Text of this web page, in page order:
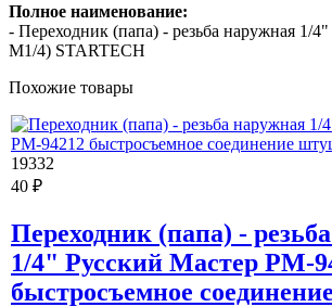
Полное наименование:
- Переходник (папа) - резьба наружная 1/
M1/4) STARTECH
Похожие товары
19332
40 ₽
Переходник (папа) -
1/4" Русский Мастер РМ-
быстросъемное